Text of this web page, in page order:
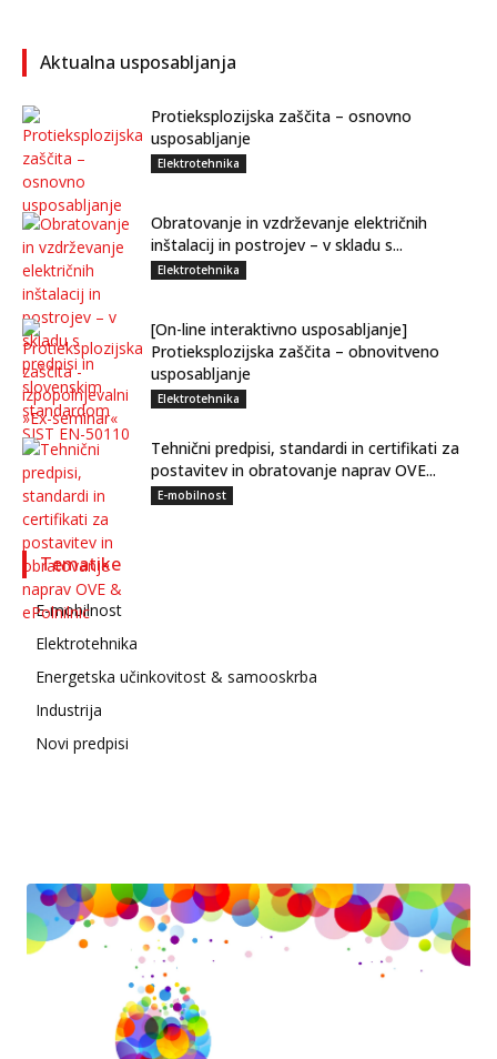
Aktualna usposabljanja
Protieksplozijska zaščita – osnovno
usposabljanje
Elektrotehnika
Obratovanje in vzdrževanje električnih
inštalacij in postrojev – v skladu s...
Elektrotehnika
[On-line interaktivno usposabljanje]
Protieksplozijska zaščita – obnovitveno
usposabljanje
Elektrotehnika
Tehnični predpisi, standardi in certifikati za
postavitev in obratovanje naprav OVE...
E-mobilnost
Tematike
E-mobilnost
Elektrotehnika
Energetska učinkovitost & samooskrba
Industrija
Novi predpisi